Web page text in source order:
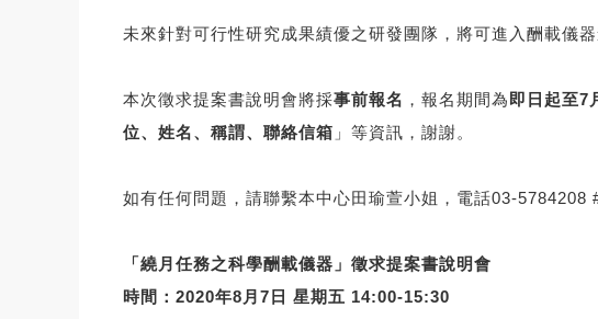
未來針對可行性研究成果績優之研發團隊， 將可進入酬載儀
本次徵求提案書說明會將採事前報名 ，報名期間為 即日起至7
位、姓名、稱謂、聯絡信箱 」等資訊， 謝謝。
如有任何問題，請聯繫本中心田瑜萱小姐，電話03-5784208
「繞月任務之科學酬載儀器」徵求提案書說明會
時間：2020年8月7日 星期五 14:00-15:30